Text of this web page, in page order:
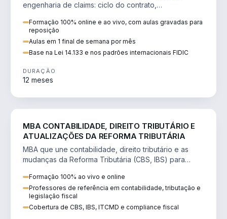
engenharia de claims: ciclo do contrato,
Formação 100% online e ao vivo, com aulas gravadas para
reposição
Aulas em 1 final de semana por mês
Base na Lei 14.133 e nos padrões internacionais FIDIC
DURAÇÃO
12 meses
MBA CONTABILIDADE, DIREITO TRIBUTÁRIO E
ATUALIZAÇÕES DA REFORMA TRIBUTÁRIA
MBA que une contabilidade, direito tributário e as
mudanças da Reforma Tributária (CBS, IBS) para
Formação 100% ao vivo e online
Professores de referência em contabilidade, tributação e
legislação fiscal
Cobertura de CBS, IBS, ITCMD e compliance fiscal